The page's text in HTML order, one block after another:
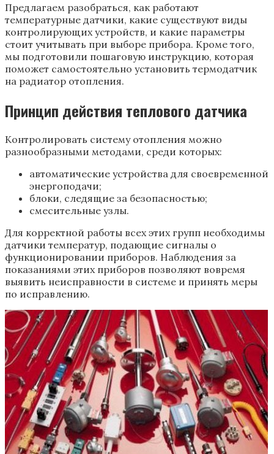
Предлагаем разобраться, как работают
температурные датчики, какие существуют виды
контролирующих устройств, и какие параметры
стоит учитывать при выборе прибора. Кроме того,
мы подготовили пошаговую инструкцию, которая
поможет самостоятельно установить термодатчик
на радиатор отопления.
Принцип действия теплового датчика
Контролировать систему отопления можно
разнообразными методами, среди которых:
автоматические устройства для своевременной
энергоподачи;
блоки, следящие за безопасностью;
смесительные узлы.
Для корректной работы всех этих групп необходимы
датчики температур, подающие сигналы о
функционировании приборов. Наблюдения за
показаниями этих приборов позволяют вовремя
выявить неисправности в системе и принять меры
по исправлению.